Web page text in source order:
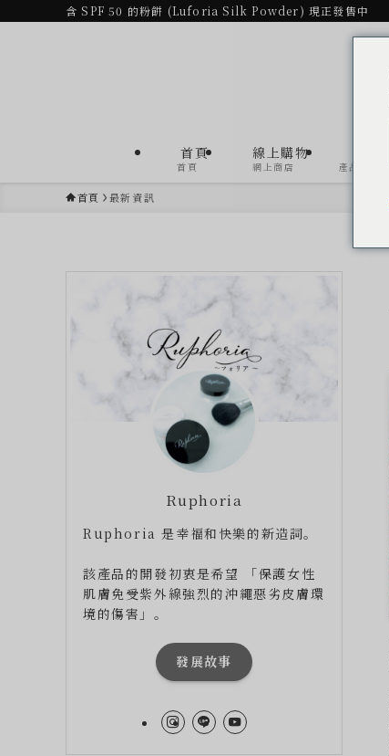
含 SPF 50 的粉餅 (Luforia Silk Powder) 現正發售中
首頁
首頁
線上購物
網上商店 產品清單
首頁 最新資訊
Ruphoria
Ruphoria 是幸福和快樂的新造詞。
該產品的開發初衷是希望 「保護女性
肌膚免受紫外線強烈的沖繩惡劣皮膚環
境的傷害」。
發展故事